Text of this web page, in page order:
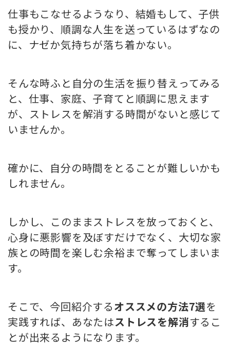
仕事もこなせるようなり、結婚もして、子供
も授かり、順調な人生を送っているはずなの
に、ナゼか気持ちが落ち着かない。
そんな時ふと自分の生活を振り替えってみる
と、仕事、家庭、子育てと順調に思えます
が、ストレスを解消する時間がないと感じて
いませんか。
確かに、自分の時間をとることが難しいかも
しれません。
しかし、このままストレスを放っておくと、
心身に悪影響を及ぼすだけでなく、大切な家
族との時間を楽しむ余裕まで奪ってしまいま
す。
そこで、今回紹介するオススメの方法7選を
実践すれば、あなたはストレスを解消するこ
とが出来るようになります。